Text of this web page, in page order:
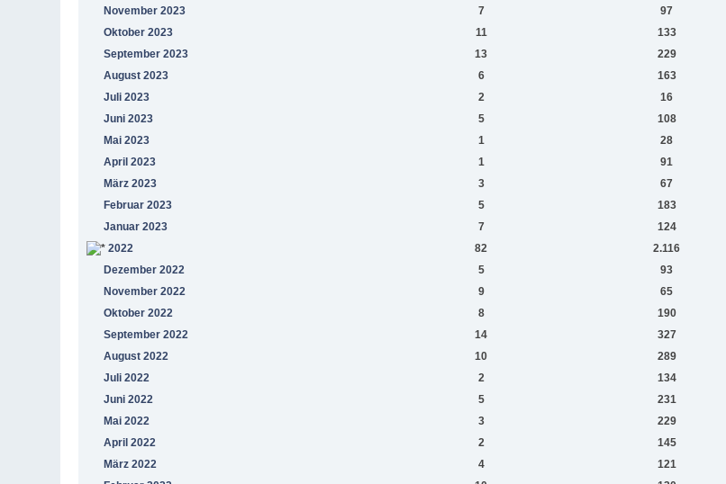
November 2023
7 97
Oktober 2023
11 133
September 2023
13 229
August 2023
6 163
Juli 2023
2 16
Juni 2023
5 108
Mai 2023
1 28
April 2023
1 91
März 2023
3 67
Februar 2023
5 183
Januar 2023
7 124
2022
82 2.116
Dezember 2022
5 93
November 2022
9 65
Oktober 2022
8 190
September 2022
14 327
August 2022
10 289
Juli 2022
2 134
Juni 2022
5 231
Mai 2022
3 229
April 2022
2 145
März 2022
4 121